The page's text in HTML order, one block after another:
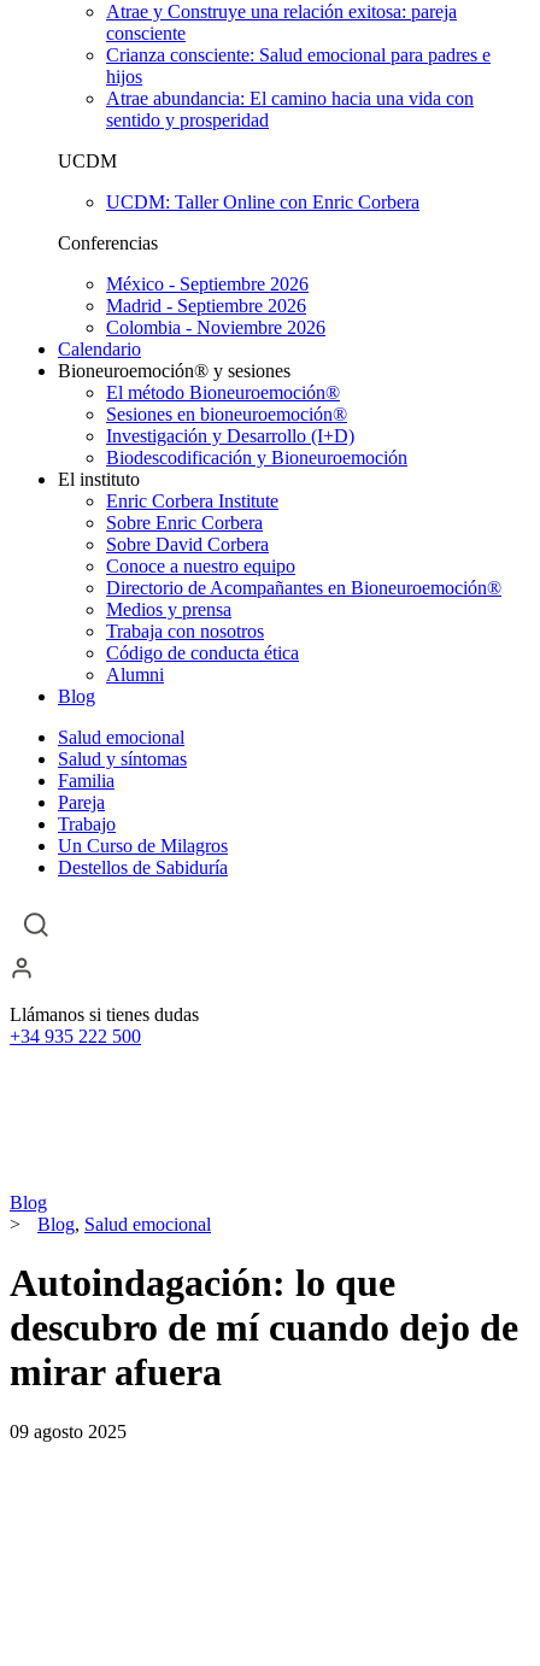
Atrae y Construye una relación exitosa: pareja
consciente
Crianza consciente: Salud emocional para padres e
hijos
Atrae abundancia: El camino hacia una vida con
sentido y prosperidad
UCDM
UCDM: Taller Online con Enric Corbera
Conferencias
México - Septiembre 2026
Madrid - Septiembre 2026
Colombia - Noviembre 2026
Calendario
Bioneuroemoción® y sesiones
El método Bioneuroemoción®
Sesiones en bioneuroemoción®
Investigación y Desarrollo (I+D)
Biodescodificación y Bioneuroemoción
El instituto
Enric Corbera Institute
Sobre Enric Corbera
Sobre David Corbera
Conoce a nuestro equipo
Directorio de Acompañantes en Bioneuroemoción®
Medios y prensa
Trabaja con nosotros
Código de conducta ética
Alumni
Blog
Salud emocional
Salud y síntomas
Familia
Pareja
Trabajo
Un Curso de Milagros
Destellos de Sabiduría
Llámanos si tienes dudas
+34 935 222 500
Blog
>
Blog, Salud emocional
Autoindagación: lo que
descubro de mí cuando dejo de
mirar afuera
09 agosto 2025